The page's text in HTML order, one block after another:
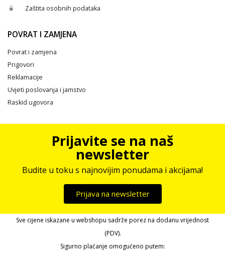
Zaštita osobnih podataka
POVRAT I ZAMJENA
Povrat i zamjena
Prigovori
Reklamacije
Uvjeti poslovanja i jamstvo
Raskid ugovora
Prijavite se na naš
newsletter
Budite u toku s najnovijim ponudama i akcijama!
Prijava na newsletter
Sve cijene iskazane u webshopu sadrže porez na dodanu vrijednost
(PDV).
Sigurno plaćanje omogućeno putem: